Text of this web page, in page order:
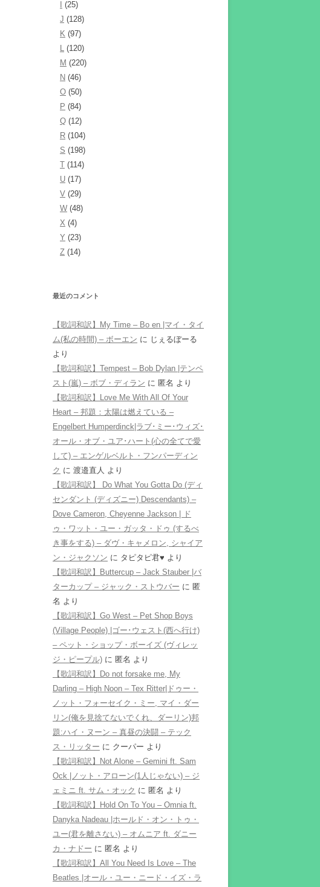
(25)
J (128)
K (97)
L (120)
M (220)
N (46)
O (50)
P (84)
Q (12)
R (104)
S (198)
T (114)
U (17)
V (29)
W (48)
X (4)
Y (23)
Z (14)
最近のコメント
【歌詞和訳】My Time – Bo en |マイ・タイ
ム(私の時間) – ボーエン に じぇるぼーる
より
【歌詞和訳】Tempest – Bob Dylan |テンペ
スト(嵐) – ボブ・ディラン に 匿名 より
【歌詞和訳】Love Me With All Of Your
Heart – 邦題：太陽は燃えている –
Engelbert Humperdinck|ラブ･ミー･ウィズ･
オール・オブ・ユア･ハート(心の全てで愛
して) – エンゲルベルト・フンパーディン
ク に 渡邉直人 より
【歌詞和訳】 Do What You Gotta Do (ディ
センダント (ディズニー) Descendants) –
Dove Cameron, Cheyenne Jackson | ド
ゥ・ワット・ユー・ガッタ・ドゥ (するべ
き事をする) – ダヴ・キャメロン, シャイア
ン・ジャクソン に タピタピ君♥️ より
【歌詞和訳】Buttercup – Jack Stauber |バ
ターカップ – ジャック・ストウバー に 匿
名 より
【歌詞和訳】Go West – Pet Shop Boys
(Village People) |ゴー･ウェスト(西へ行け)
– ペット・ショップ・ボーイズ (ヴィレッ
ジ・ピープル) に 匿名 より
【歌詞和訳】Do not forsake me, My
Darling – High Noon – Tex Ritter|ドゥー・
ノット・フォーセイク・ミー, マイ・ダー
リン(俺を見捨てないでくれ、ダーリン)邦
題:ハイ・ヌーン – 真昼の決闘 – テック
ス・リッター に クーパー より
【歌詞和訳】Not Alone – Gemini ft. Sam
Ock |ノット・アローン(1人じゃない) – ジ
ェミニ ft. サム・オック に 匿名 より
【歌詞和訳】Hold On To You – Omnia ft.
Danyka Nadeau |ホールド・オン・トゥ・
ユー(君を離さない) – オムニア ft. ダニー
カ・ナドー に 匿名 より
【歌詞和訳】All You Need Is Love – The
Beatles |オール・ユー・ニード・イズ・ラ